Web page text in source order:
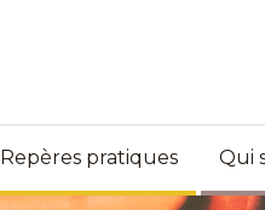
Repères pratiques Qui